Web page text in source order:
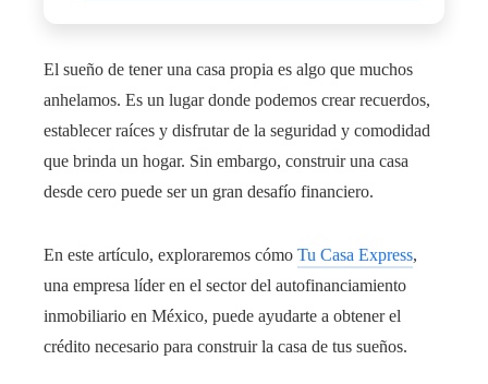
El sueño de tener una casa propia es algo que muchos
anhelamos. Es un lugar donde podemos crear recuerdos,
establecer raíces y disfrutar de la seguridad y comodidad
que brinda un hogar. Sin embargo, construir una casa
desde cero puede ser un gran desafío financiero.
En este artículo, exploraremos cómo Tu Casa Express,
una empresa líder en el sector del autofinanciamiento
inmobiliario en México, puede ayudarte a obtener el
crédito necesario para construir la casa de tus sueños.